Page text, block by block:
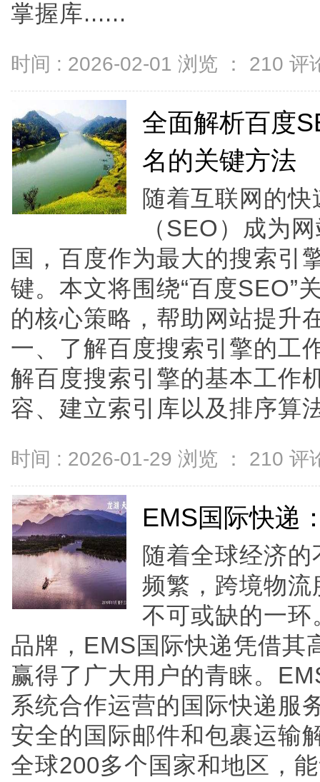
掌握库......
时间 : 2026-02-01 浏览 ： 210 评
全面解析百度
名的关键方法
随着互联网的
（SEO）成为
国，百度作为最大的搜索引
键。本文将围绕“百度SEO”
的核心策略，帮助网站提升
一、了解百度搜索引擎的工
解百度搜索引擎的基本工作
容、建立索引库以及排序算
时间 : 2026-01-29 浏览 ： 210 评
EMS国际快递
随着全球经济
频繁，跨境物
不可或缺的一
品牌，EMS国际快递凭借其
赢得了广大用户的青睐。
系统合作运营的国际快递服
安全的国际邮件和包裹运输
全球200多个国家和地区，